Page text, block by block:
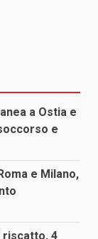
a Ostia e
e
e Milano,
riscatto, 4